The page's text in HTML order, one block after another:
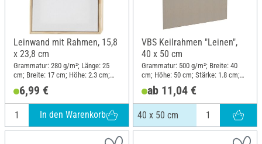
Leinwand mit Rahmen, 15,8
x 23,8 cm
Grammatur: 280 g/m²; Länge: 25
cm; Breite: 17 cm; Höhe: 2.3 cm;
6,99 €
In den Warenkorb
VBS Keilrahmen "Leinen",
40 x 50 cm
Grammatur: 500 g/m²; Breite: 40
cm; Höhe: 50 cm; Stärke: 1.8 cm;
Material: Leinen
ab 11,04 €
40 x 50 cm